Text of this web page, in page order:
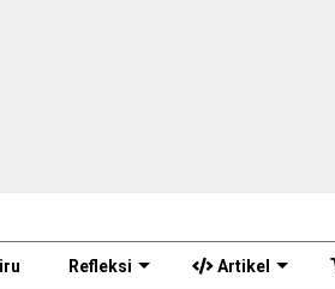
Refleksi Artikel